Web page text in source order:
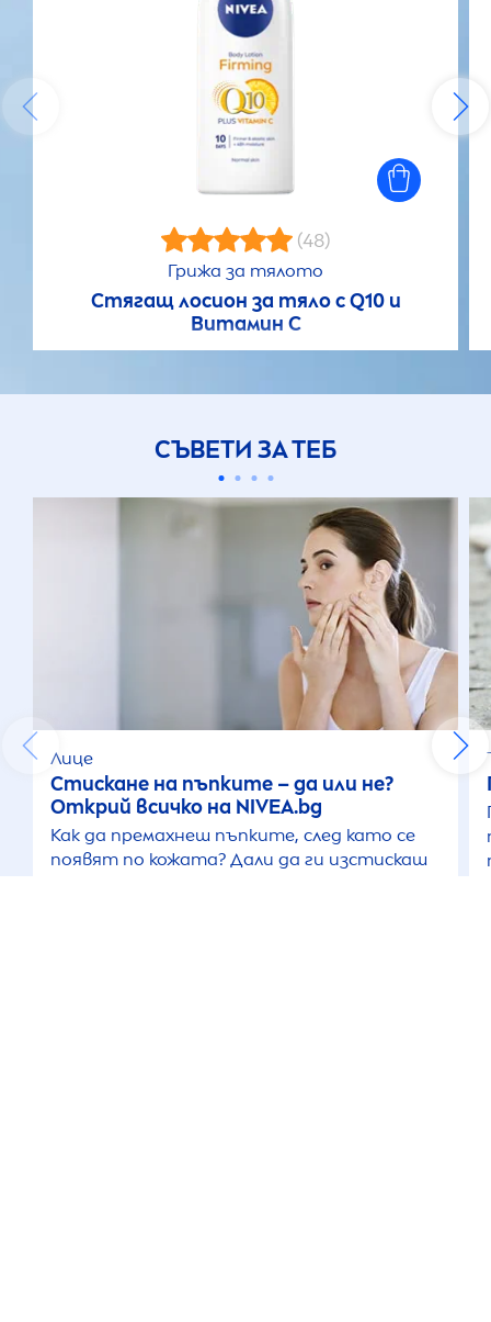
(48)
Грижа за тялото
Стягащ лосион за тяло с Q10 и
Витамин С
СЪВЕТИ ЗА ТЕБ
Лице
Стискане на пъпките – да или не?
Открий всичко на NIVEA.bg
Как да премахнеш пъпките, след като се
появят по кожата? Дали да ги изстискаш